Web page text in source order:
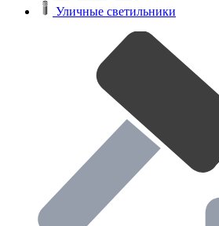
Уличные светильники